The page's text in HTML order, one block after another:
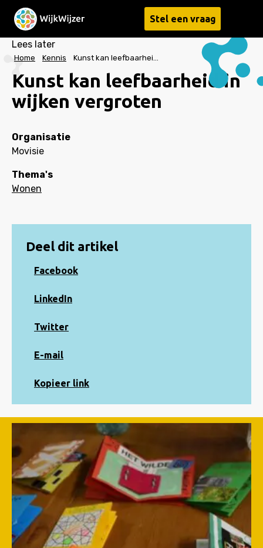
Stel een vraag
Home Kennis Kunst kan leefbaarheid in wijken vergroten
Lees later
Kunst kan leefbaarheid in
wijken vergroten
Organisatie
Movisie
Thema's
Wonen
Deel dit artikel
Share
Facebook
Facebook
Share
LinkedIn
LinkedIn
Share
Twitter
Twitter
Share
e-
E-mail
Kopiëren
Kopieer link